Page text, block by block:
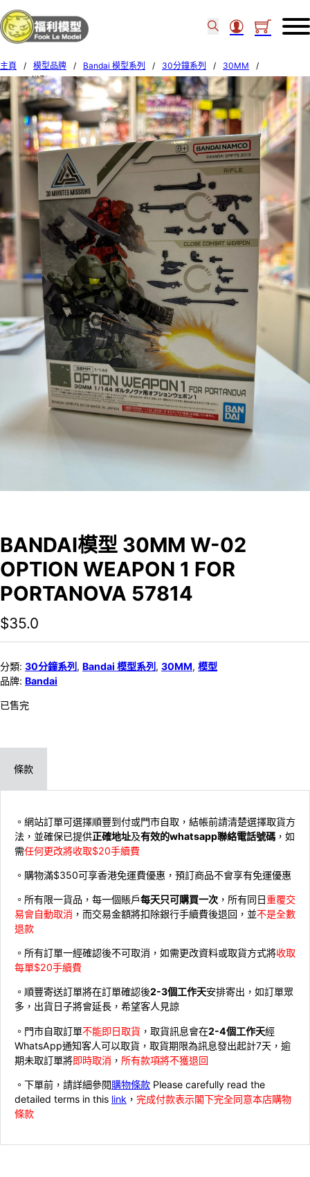
主頁 / 模型品牌 / Bandai 模型系列 / 30分鐘系列 / 30MM
/
BANDAI模型 30MM W-02 OPTION WEAPON 1 FOR PORTANOVA 57814
BANDAI模型 30MM W-02
OPTION WEAPON 1 FOR
PORTANOVA 57814
$35.0
分類: 30分鐘系列 , Bandai 模型系列 , 30MM, 模型
品牌: Bandai
已售完
條款
。網站訂單可選擇順豐到付或門市自取，結帳前請清楚選擇取貨方
法，並確保已提供正確地址及有效的whatsapp聯絡電話號碼 ，如
需任何更改將收取$20手續費
。購物滿$350可享香港免運費優惠，預訂商品不會享有免運優惠
。所有限一貨品，每一個賬戶每天只可購買一次 ，所有同日重覆交
易會自動取消 ，而交易金額將扣除銀行手續費後退回，並不是全數
退款
。所有訂單一經確認後不可取消，如需更改資料或取貨方式將收取
每單$20手續費
。順豐寄送訂單將在訂單確認後2-3個工作天安排寄出，如訂單眾
多，出貨日子將會延長，希望客人見諒
。門市自取訂單不能即日取貨 ，取貨訊息會在2-4個工作天經
WhatsApp通知客人可以取貨，取貨期限為訊息發出起計7天，逾
期未取訂單將即時取消 ， 所有款項將不獲退回
。下單前，請詳細參閱購物條款 Please carefully read the
detailed terms in this link ， 完成付款表示閣下完全同意本店購物
條款